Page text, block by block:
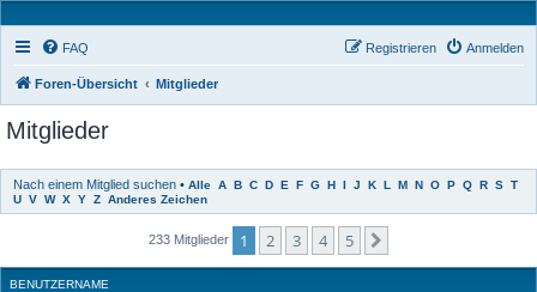
FAQ Anmelden
Registrieren
Foren-Übersicht Mitglieder
Mitglieder
Nach einem Mitglied suchen • Alle A B C D E F G H I J K L M N O P Q R S T
U V W X Y Z Anderes Zeichen
233 Mitglieder 1 2 3 4 5
BENUTZERNAME